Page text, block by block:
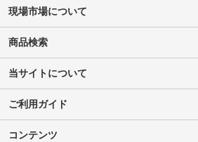
現場市場について
商品検索
当サイトについて
ご利用ガイド
コンテンツ